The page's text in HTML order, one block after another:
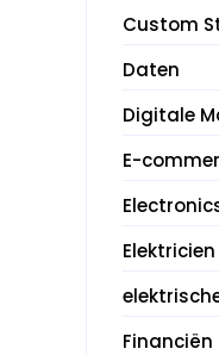
Custom
Daten
Digitale
E-
Elektricien
Financiën